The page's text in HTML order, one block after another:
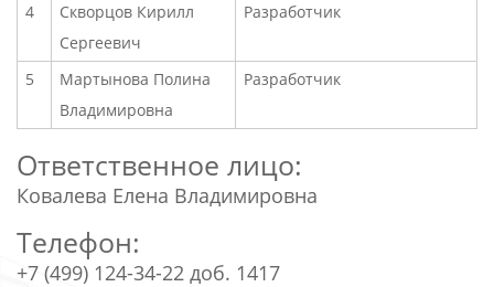
4
Скворцов Кирилл
Сергеевич
Разработчик
5
Мартынова Полина
Владимировна
Разработчик
Ответственное лицо:
Ковалева Елена Владимировна
Телефон:
+7 (499) 124-34-22 доб. 1417